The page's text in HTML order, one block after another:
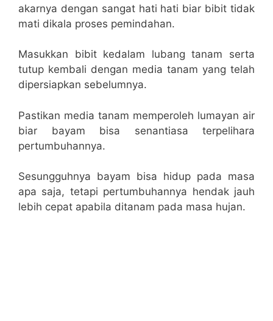
akarnya dengan sangat hati hati biar bibit tidak
mati dikala proses pemindahan.
Masukkan bibit kedalam lubang tanam serta
tutup kembali dengan media tanam yang telah
dipersiapkan sebelumnya.
Pastikan media tanam memperoleh lumayan air
biar bayam bisa senantiasa terpelihara
pertumbuhannya.
Sesungguhnya bayam bisa hidup pada masa
apa saja, tetapi pertumbuhannya hendak jauh
lebih cepat apabila ditanam pada masa hujan.